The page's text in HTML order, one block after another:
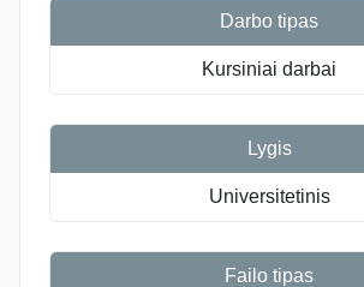
Darbo tipas
Kursiniai darbai
Lygis
Universitetinis
Failo tipas